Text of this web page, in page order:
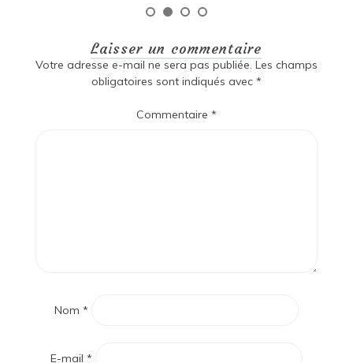
Laisser un commentaire
Votre adresse e-mail ne sera pas publiée. Les champs
obligatoires sont indiqués avec *
Commentaire *
Nom *
E-mail *